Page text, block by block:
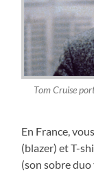
Tom Cruise
En France,
(blazer) et T-
(son sobre